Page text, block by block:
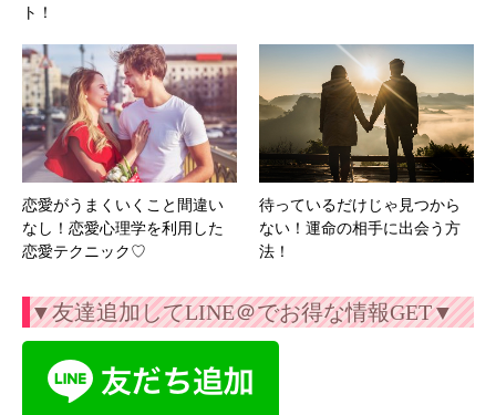
ト！
恋愛がうまくいくこと間違い
なし！恋愛心理学を利用した
恋愛テクニック♡
待っているだけじゃ見つから
ない！運命の相手に出会う方
法！
▼友達追加してLINE＠でお得な情報GET▼